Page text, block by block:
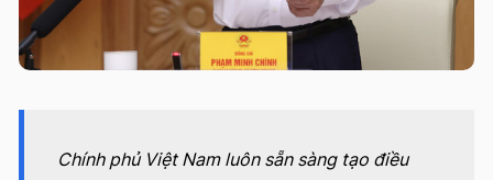
Chính phủ Việt Nam luôn sẵn sàng tạo điều